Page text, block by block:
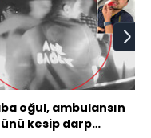
oğul, ambulansın
kesip darp